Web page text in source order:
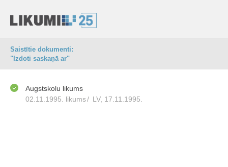
Saistītie dokumenti:
"Izdoti saskaņā ar"
Augstskolu likums
02.11.1995. likums/ LV, 17.11.1995.